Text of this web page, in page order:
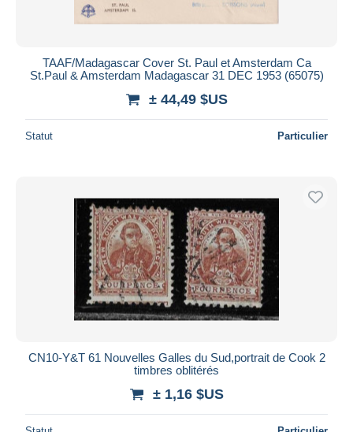
TAAF/Madagascar Cover St. Paul et Amsterdam Ca
St.Paul & Amsterdam Madagascar 31 DEC 1953 (65075)
± 44,49 $US
Statut Particulier
CN10-Y&T 61 Nouvelles Galles du Sud,portrait de Cook 2
timbres oblitérés
± 1,16 $US